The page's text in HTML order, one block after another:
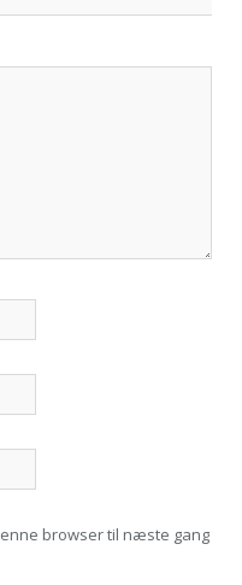
browser til næste gang